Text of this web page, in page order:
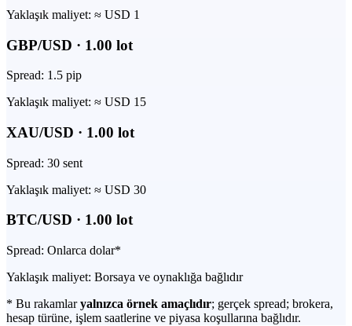
Yaklaşık maliyet: ≈ USD 1
GBP/USD · 1.00 lot
Spread: 1.5 pip
Yaklaşık maliyet: ≈ USD 15
XAU/USD · 1.00 lot
Spread: 30 sent
Yaklaşık maliyet: ≈ USD 30
BTC/USD · 1.00 lot
Spread: Onlarca dolar*
Yaklaşık maliyet: Borsaya ve oynaklığa bağlıdır
* Bu rakamlaryalnızca örnek amaçlıdır; gerçek spread; brokera,
hesap türüne, işlem saatlerine ve piyasa koşullarına bağlıdır.